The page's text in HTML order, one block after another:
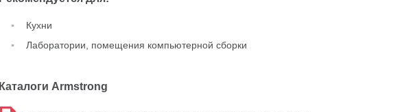
Кухни
Лаборатории, помещения компьютерной сборки
Каталоги Armstrong